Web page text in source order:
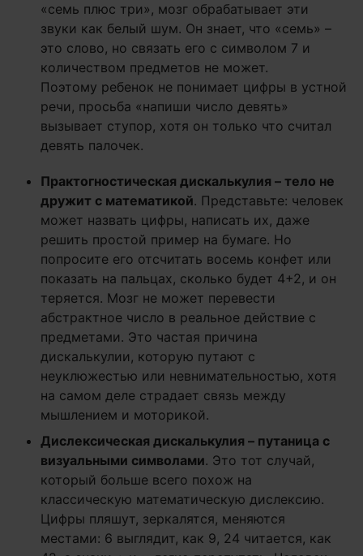
«семь плюс три», мозг обрабатывает эти
звуки как белый шум. Он знает, что «семь» –
это слово, но связать его с символом 7 и
количеством предметов не может.
Поэтому ребенок не понимает цифры в устной
речи, просьба «напиши число девять»
вызывает ступор, хотя он только что считал
девять палочек.
Практогностическая дискалькулия – тело не
дружит с математикой. Представьте: человек
может назвать цифры, написать их, даже
решить простой пример на бумаге. Но
попросите его отсчитать восемь конфет или
показать на пальцах, сколько будет 4+2, и он
теряется. Мозг не может перевести
абстрактное число в реальное действие с
предметами. Это частая причина
дискалькулии, которую путают с
неуклюжестью или невнимательностью, хотя
на самом деле страдает связь между
мышлением и моторикой.
Дислексическая дискалькулия – путаница с
визуальными символами. Это тот случай,
который больше всего похож на
классическую математическую дислексию.
Цифры пляшут, зеркалятся, меняются
местами: 6 выглядит, как 9, 24 читается, как